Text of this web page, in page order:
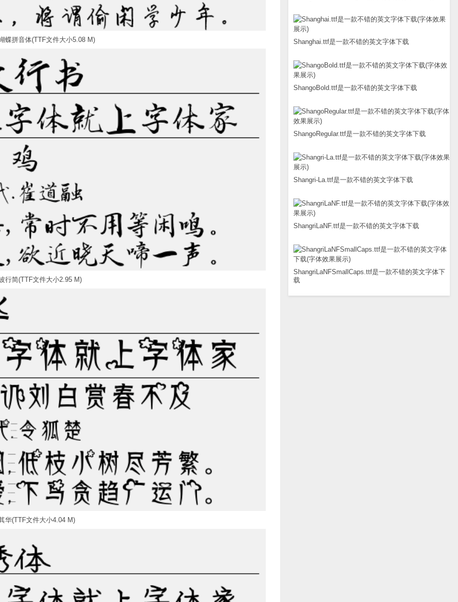
Shanghai.ttf是一款不错的英文字体下载
ShangoBold.ttf是一款不错的英文字体下载
ShangoRegular.ttf是一款不错的英文字体下载
Shangri-La.ttf是一款不错的英文字体下载
ShangriLaNF.ttf是一款不错的英文字体下载
ShangriLaNFSmallCaps.ttf是一款不错的英文字体下
载
蝶拼音体(TTF文件大小5.08 M)
行简(TTF文件大小2.95 M)
华(TTF文件大小4.04 M)